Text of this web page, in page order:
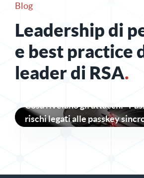
Blog
Leadership di
e best practice
leader di RSA.
Cosa rivelano gli attacchi
rischi legati alle passkey